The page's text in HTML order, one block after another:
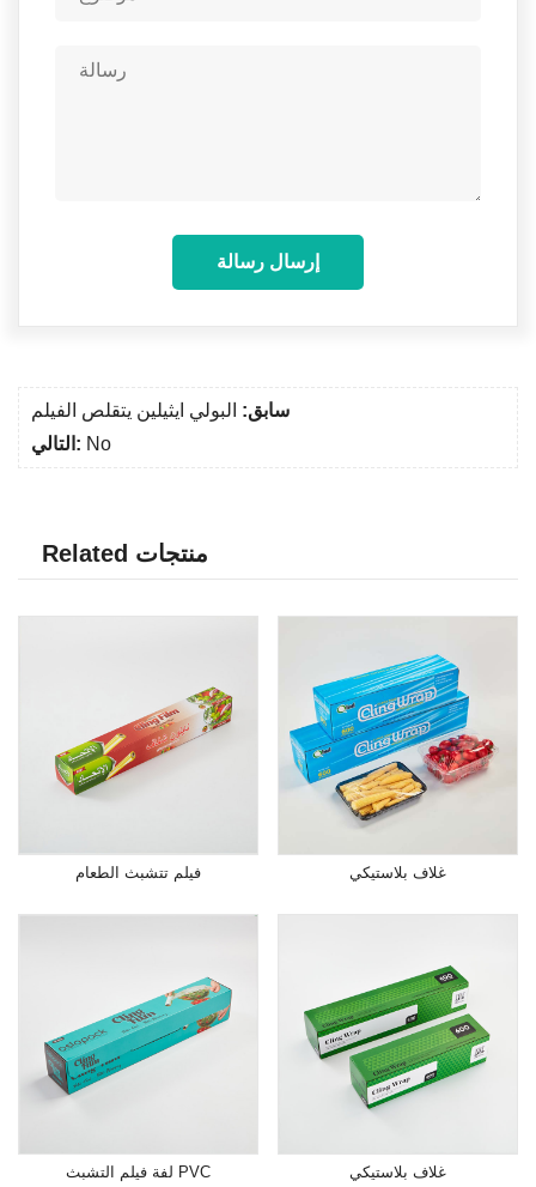
إرسال رسالة
سابق: البولي ايثيلين يتقلص الفيلم
التالي: No
Related منتجات
فيلم تتشبث الطعام غلاف بلاستيكي
لفة فيلم التشبث PVC غلاف بلاستيكي